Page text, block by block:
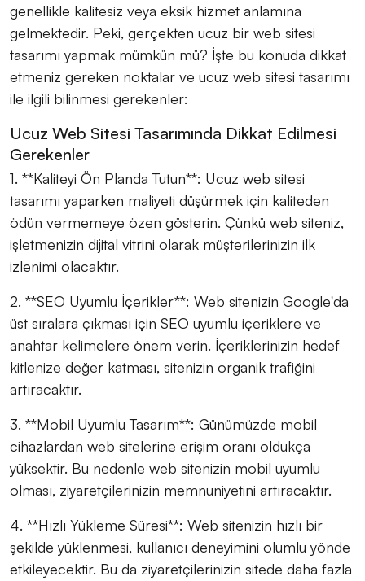
genellikle kalitesiz veya eksik hizmet anlamına
gelmektedir. Peki, gerçekten ucuz bir web sitesi
tasarımı yapmak mümkün mü? İşte bu konuda dikkat
etmeniz gereken noktalar ve ucuz web sitesi tasarımı
ile ilgili bilinmesi gerekenler:
Ucuz Web Sitesi Tasarımında Dikkat Edilmesi
Gerekenler
1. **Kaliteyi Ön Planda Tutun**: Ucuz web sitesi
tasarımı yaparken maliyeti düşürmek için kaliteden
ödün vermemeye özen gösterin. Çünkü web siteniz,
işletmenizin dijital vitrini olarak müşterilerinizin ilk
izlenimi olacaktır.
2. **SEO Uyumlu İçerikler**: Web sitenizin Google'da
üst sıralara çıkması için SEO uyumlu içeriklere ve
anahtar kelimelere önem verin. İçeriklerinizin hedef
kitlenize değer katması, sitenizin organik trafiğini
artıracaktır.
3. **Mobil Uyumlu Tasarım**: Günümüzde mobil
cihazlardan web sitelerine erişim oranı oldukça
yüksektir. Bu nedenle web sitenizin mobil uyumlu
olması, ziyaretçilerinizin memnuniyetini artıracaktır.
4. **Hızlı Yükleme Süresi**: Web sitenizin hızlı bir
şekilde yüklenmesi, kullanıcı deneyimini olumlu yönde
etkileyecektir. Bu da ziyaretçilerinizin sitede daha fazla